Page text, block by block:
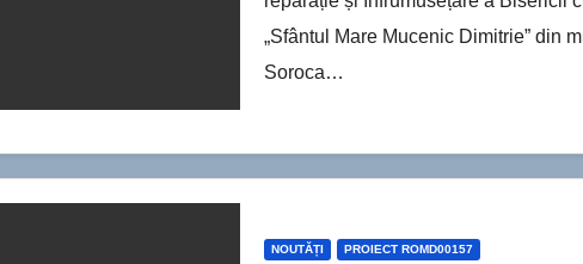
„Sfântul Mare Mucenic Dimitrie” din
Soroca…
NOUTĂȚI PROIECT ROMD00157